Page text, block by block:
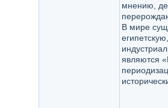
мнению,
В мире
являются